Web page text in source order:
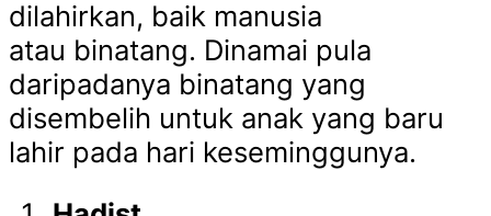
dilahirkan, baik manusia
atau binatang. Dinamai pula
daripadanya binatang yang
disembelih untuk anak yang baru
lahir pada hari keseminggunya.